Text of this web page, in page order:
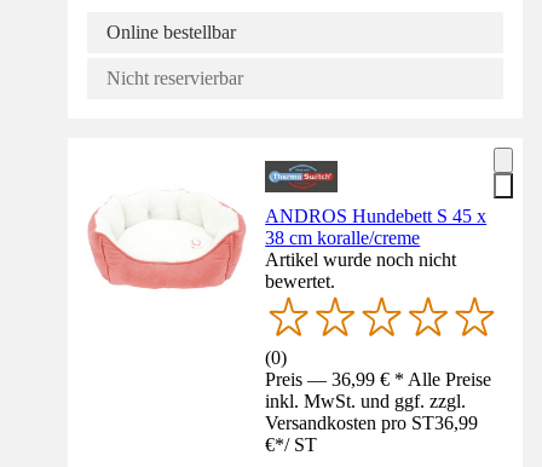
Online bestellbar
Nicht reservierbar
ANDROS Hundebett S 45 x
38 cm koralle/creme
Artikel wurde noch nicht
bewertet.
(0)
Preis — 36,99 € * Alle Preise
inkl. MwSt. und ggf. zzgl.
Versandkosten pro ST36,99
€*/ ST